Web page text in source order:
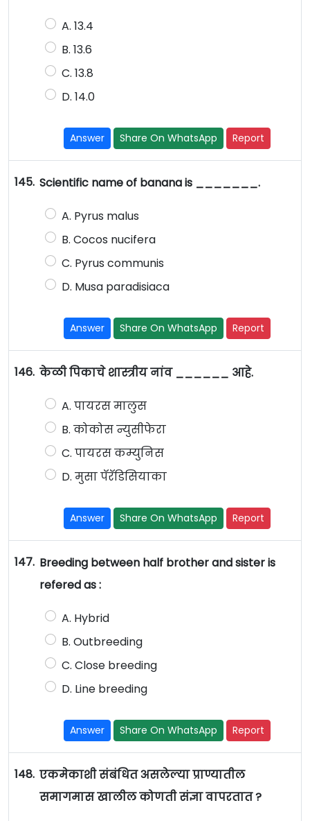
A. 13.4
B. 13.6
C. 13.8
D. 14.0
Answer Share On WhatsApp Report
145. Scientific name of banana is _______.
A. Pyrus malus
B. Cocos nucifera
C. Pyrus communis
D. Musa paradisiaca
Answer Share On WhatsApp Report
146. केळी पिकाचे शास्त्रीय नांव ______ आहे.
A. पायरस मालुस
B. कोकोस न्युसीफेरा
C. पायरस कम्युनिस
D. मुसा पॅरॅडिसियाका
Answer Share On WhatsApp Report
147. Breeding between half brother and sister is
refered as :
A. Hybrid
B. Outbreeding
C. Close breeding
D. Line breeding
Answer Share On WhatsApp Report
148. एकमेकाशी संबंधित असलेल्या प्राण्यातील
समागमास खालील कोणती संज्ञा वापरतात ?